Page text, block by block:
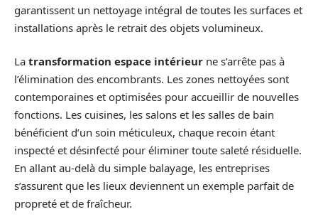
garantissent un nettoyage intégral de toutes les surfaces et
installations après le retrait des objets volumineux.
La transformation espace intérieur ne s’arrête pas à
l’élimination des encombrants. Les zones nettoyées sont
contemporaines et optimisées pour accueillir de nouvelles
fonctions. Les cuisines, les salons et les salles de bain
bénéficient d’un soin méticuleux, chaque recoin étant
inspecté et désinfecté pour éliminer toute saleté résiduelle.
En allant au-delà du simple balayage, les entreprises
s’assurent que les lieux deviennent un exemple parfait de
propreté et de fraîcheur.